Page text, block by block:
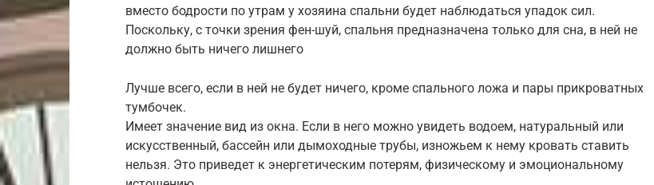
вместо бодрости по утрам у хозяина спальни будет наблюдаться упадок сил.
Поскольку, с точки зрения фен-шуй, спальня предназначена только для сна, в ней не
должно быть ничего лишнего
Лучше всего, если в ней не будет ничего, кроме спального ложа и пары прикроватных
тумбочек.
Имеет значение вид из окна. Если в него можно увидеть водоем, натуральный или
искусственный, бассейн или дымоходные трубы, изножьем к нему кровать ставить
нельзя. Это приведет к энергетическим потерям, физическому и эмоциональному